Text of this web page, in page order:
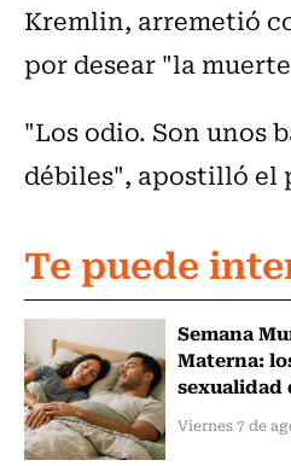
Kremlin, arremetió
por desear "la
"Los odio. Son unos
débiles", apostilló el
Te puede
Semana
Materna:
sexualidad
Viernes 7 de